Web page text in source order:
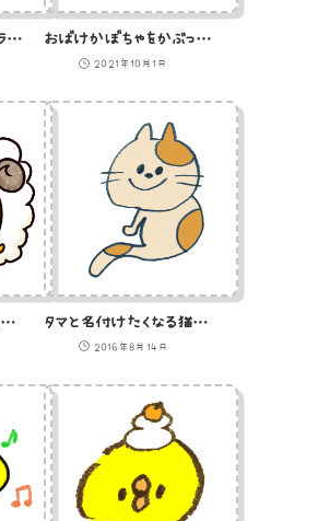
ヨークシャーテリアのイラスト おばけかぼちゃをかぶったおばけのイラスト
2021年10月1日
羊の毛をまとったひよこのイラスト タマと名付けたくなる猫のイラスト
2016年8月14日